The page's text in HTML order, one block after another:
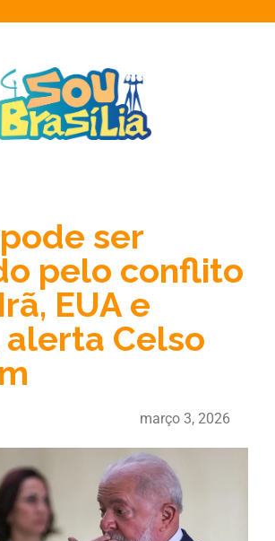
ser
pelo conflito
EUA e
alerta Celso
março 3, 2026